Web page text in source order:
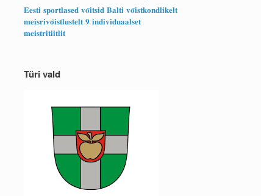
𝐄𝐞𝐬𝐭𝐢 𝐬𝐩𝐨𝐫𝐭𝐥𝐚𝐬𝐞𝐝 𝐯𝐨̃𝐢𝐭𝐬𝐢𝐝 𝐁𝐚𝐥𝐭𝐢 𝐯𝐨̃𝐢𝐬𝐭𝐤𝐨𝐧𝐝𝐥𝐢𝐤𝐞𝐥𝐭
𝐦𝐞𝐢𝐬𝐫𝐢𝐯𝐨̃𝐢𝐬𝐭𝐥𝐮𝐬𝐭𝐞𝐥𝐭 𝟗 𝐢𝐧𝐝𝐢𝐯𝐢𝐝𝐮𝐚𝐚𝐥𝐬𝐞𝐭
𝐦𝐞𝐢𝐬𝐭𝐫𝐢𝐭𝐢𝐢𝐭𝐥𝐢𝐭
Türi vald